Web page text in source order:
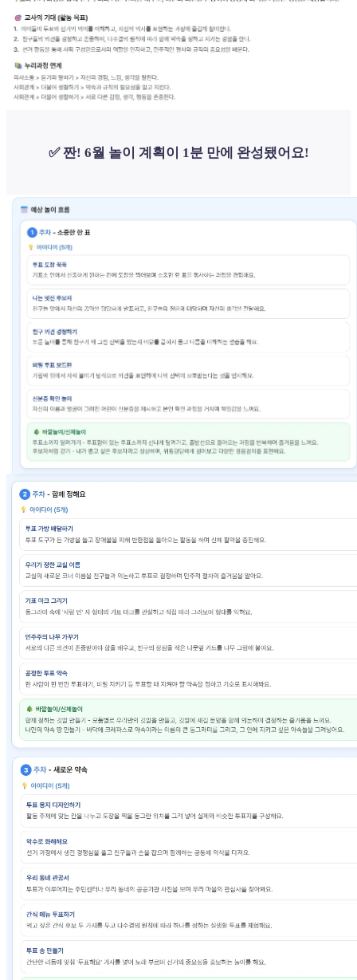
✅ 짠! 6월 놀이 계획이 1분 만에 완성됐어요!